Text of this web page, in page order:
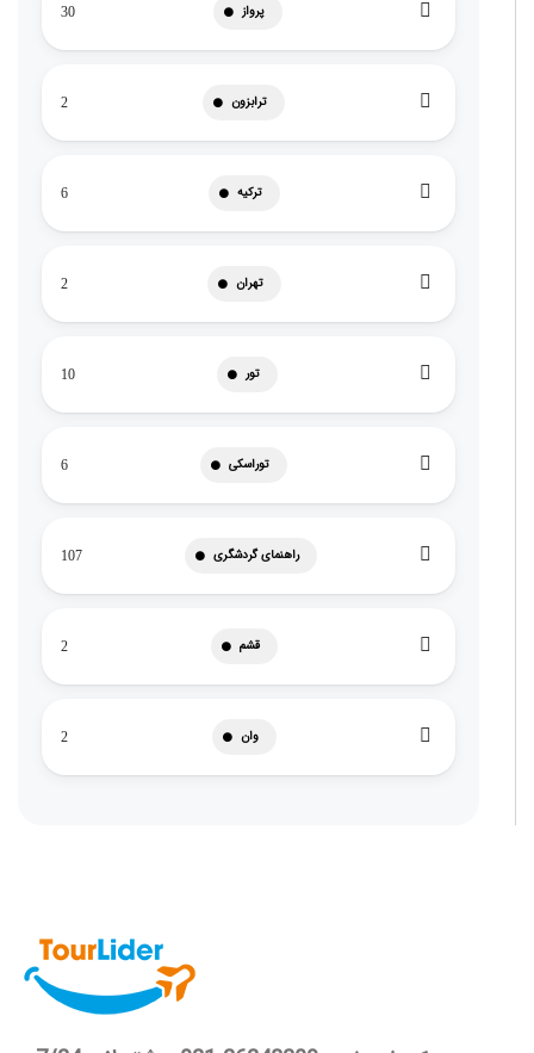
پرواز 30
ترابزون 2
ترکیه 6
تهران 2
تور 10
توراسکی 6
راهنمای گردشگری 107
قشم 2
وان 2